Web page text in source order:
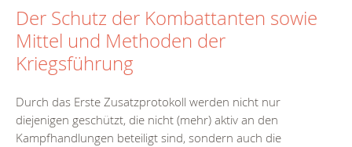
Der Schutz der Kombattanten sowie
Mittel und Methoden der
Kriegsführung
Durch das Erste Zusatzprotokoll werden nicht nur
diejenigen geschützt, die nicht (mehr) aktiv an den
Kampfhandlungen beteiligt sind, sondern auch die